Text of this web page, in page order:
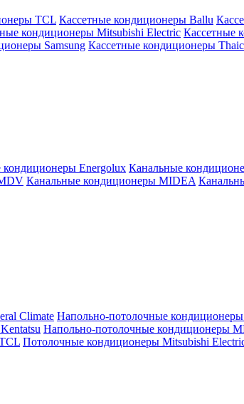
TCL Кассетные кондиционеры Ballu
кондиционеры Mitsubishi Electric Кассетные
Samsung Кассетные кондиционеры
кондиционеры Energolux Канальные
Канальные кондиционеры MIDEA
Climate Напольно-потолочные
Напольно-потолочные кондиционеры
Потолочные кондиционеры Mitsubishi